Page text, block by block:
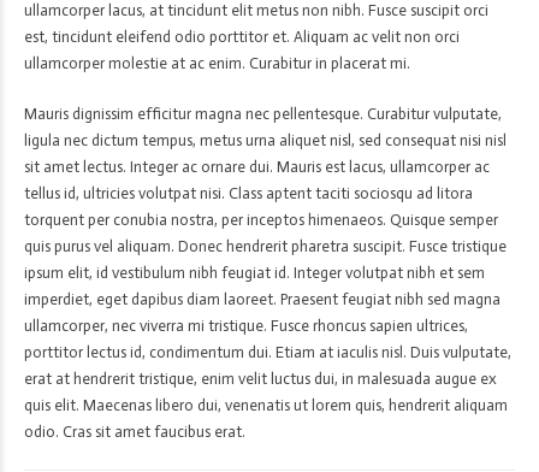
ullamcorper lacus, at tincidunt elit metus non nibh. Fusce suscipit orci
est, tincidunt eleifend odio porttitor et. Aliquam ac velit non orci
ullamcorper molestie at ac enim. Curabitur in placerat mi.
Mauris dignissim efficitur magna nec pellentesque. Curabitur vulputate,
ligula nec dictum tempus, metus urna aliquet nisl, sed consequat nisi nisl
sit amet lectus. Integer ac ornare dui. Mauris est lacus, ullamcorper ac
tellus id, ultricies volutpat nisi. Class aptent taciti sociosqu ad litora
torquent per conubia nostra, per inceptos himenaeos. Quisque semper
quis purus vel aliquam. Donec hendrerit pharetra suscipit. Fusce tristique
ipsum elit, id vestibulum nibh feugiat id. Integer volutpat nibh et sem
imperdiet, eget dapibus diam laoreet. Praesent feugiat nibh sed magna
ullamcorper, nec viverra mi tristique. Fusce rhoncus sapien ultrices,
porttitor lectus id, condimentum dui. Etiam at iaculis nisl. Duis vulputate,
erat at hendrerit tristique, enim velit luctus dui, in malesuada augue ex
quis elit. Maecenas libero dui, venenatis ut lorem quis, hendrerit aliquam
odio. Cras sit amet faucibus erat.